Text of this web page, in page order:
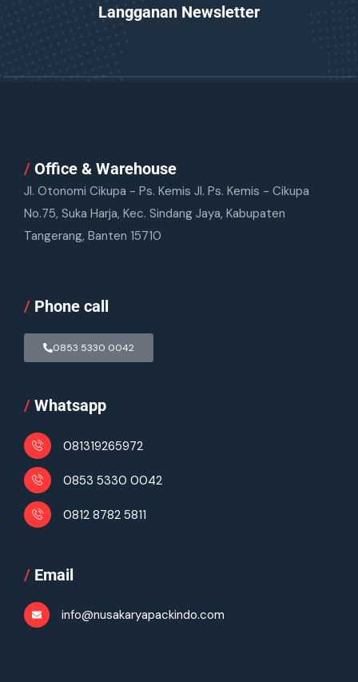
Langganan Newsletter
/ Office & Warehouse
Jl. Otonomi Cikupa - Ps. Kemis Jl. Ps. Kemis - Cikupa
No.75, Suka Harja, Kec. Sindang Jaya, Kabupaten
Tangerang, Banten 15710
/ Phone call
0853 5330 0042
/ Whatsapp
081319265972
0853 5330 0042
0812 8782 5811
/ Email
info@nusakaryapackindo.com